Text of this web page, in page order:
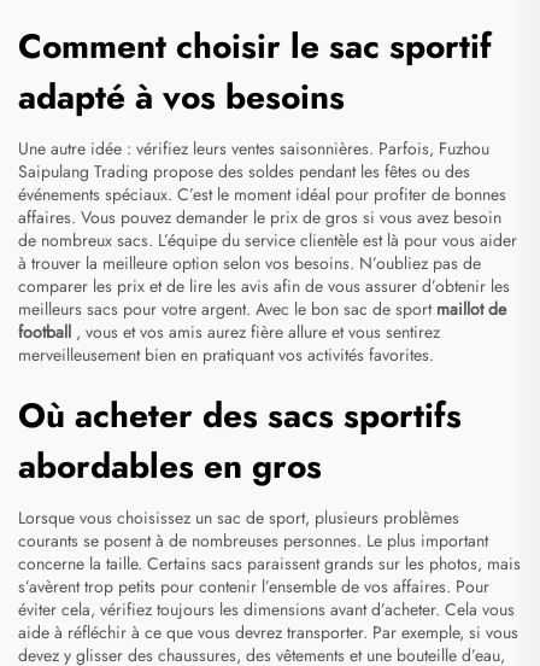
Comment choisir le sac sportif
adapté à vos besoins
Une autre idée : vérifiez leurs ventes saisonnières. Parfois, Fuzhou
Saipulang Trading propose des soldes pendant les fêtes ou des
événements spéciaux. C’est le moment idéal pour profiter de bonnes
affaires. Vous pouvez demander le prix de gros si vous avez besoin
de nombreux sacs. L’équipe du service clientèle est là pour vous aider
à trouver la meilleure option selon vos besoins. N’oubliez pas de
comparer les prix et de lire les avis afin de vous assurer d’obtenir les
meilleurs sacs pour votre argent. Avec le bon sac de sport maillot de
football , vous et vos amis aurez fière allure et vous sentirez
merveilleusement bien en pratiquant vos activités favorites.
Où acheter des sacs sportifs
abordables en gros
Lorsque vous choisissez un sac de sport, plusieurs problèmes
courants se posent à de nombreuses personnes. Le plus important
concerne la taille. Certains sacs paraissent grands sur les photos, mais
s’avèrent trop petits pour contenir l’ensemble de vos affaires. Pour
éviter cela, vérifiez toujours les dimensions avant d’acheter. Cela vous
aide à réfléchir à ce que vous devrez transporter. Par exemple, si vous
devez y glisser des chaussures, des vêtements et une bouteille d’eau,